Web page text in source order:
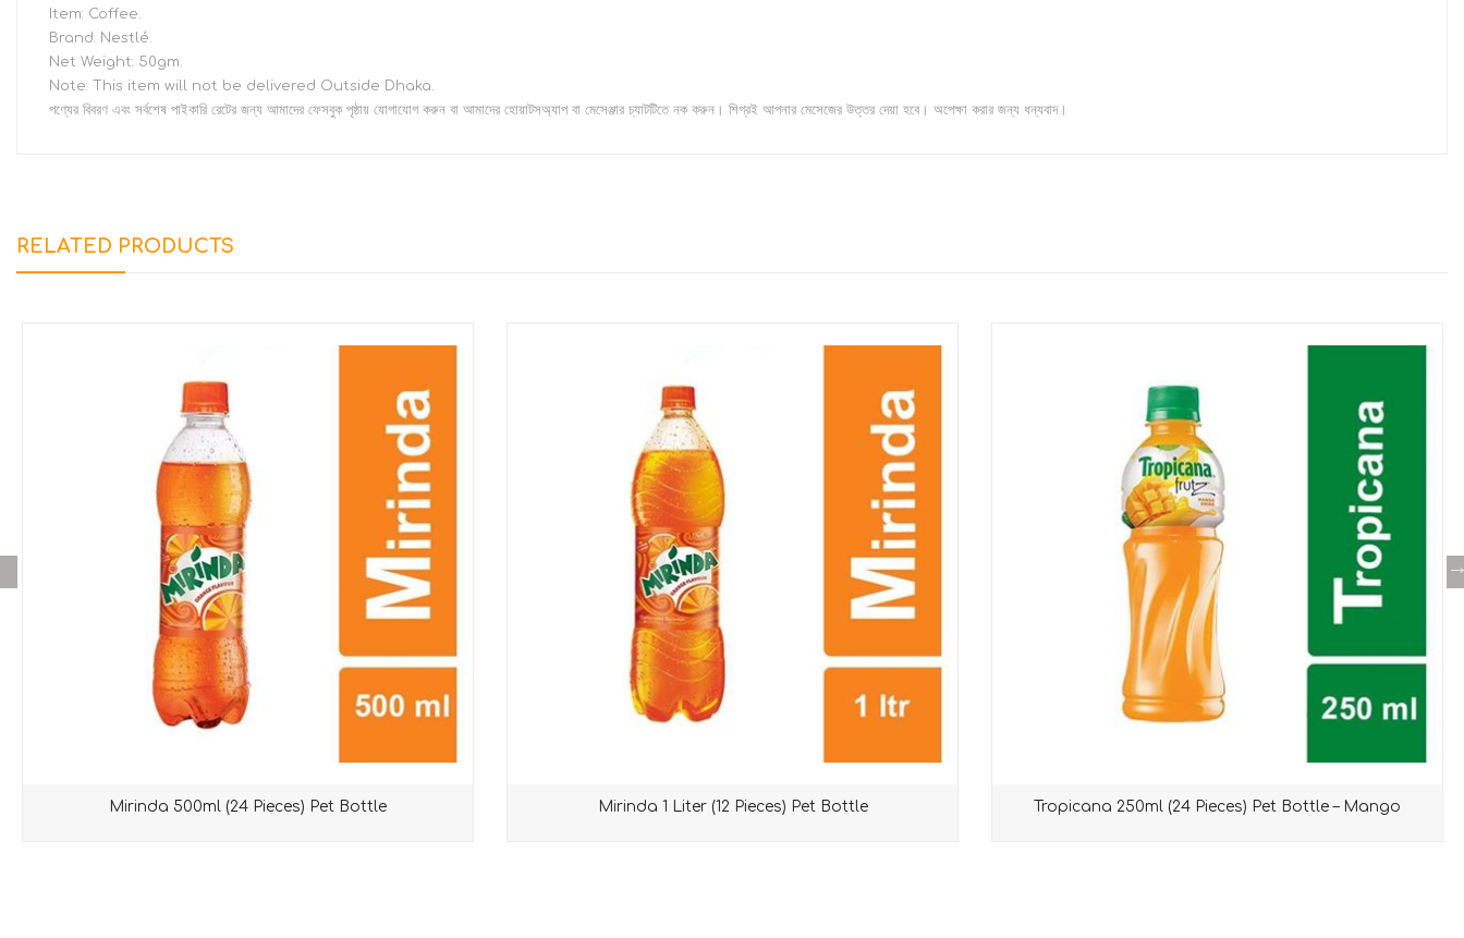
Item: Coffee.
Brand: Nestlé.
Net Weight: 50gm.
Note: This item will not be delivered Outside Dhaka.
পণ্যের বিবরণ এবং সর্বশেষ পাইকারি রেটের জন্য আমাদের ফেসবুক পৃষ্ঠায় যোগাযোগ করুন বা আমাদের হোয়াটসঅ্যাপ বা মেসেঞ্জার চ্যাটটিতে নক করুন। শিগ্রই আপনার মেসেজের উত্তর দেয়া হবে। অপেক্ষা করার জন্য ধন্যবাদ।
RELATED PRODUCTS
Mirinda 500ml (24 Pieces) Pet Bottle Mirinda 1 Liter (12 Pieces) Pet Bottle Tropicana 250ml (24 Pieces) Pet Bottle – Mango